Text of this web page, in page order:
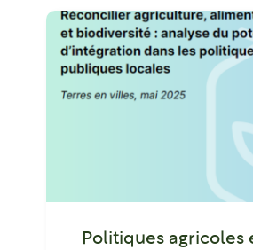
Politiques agricoles